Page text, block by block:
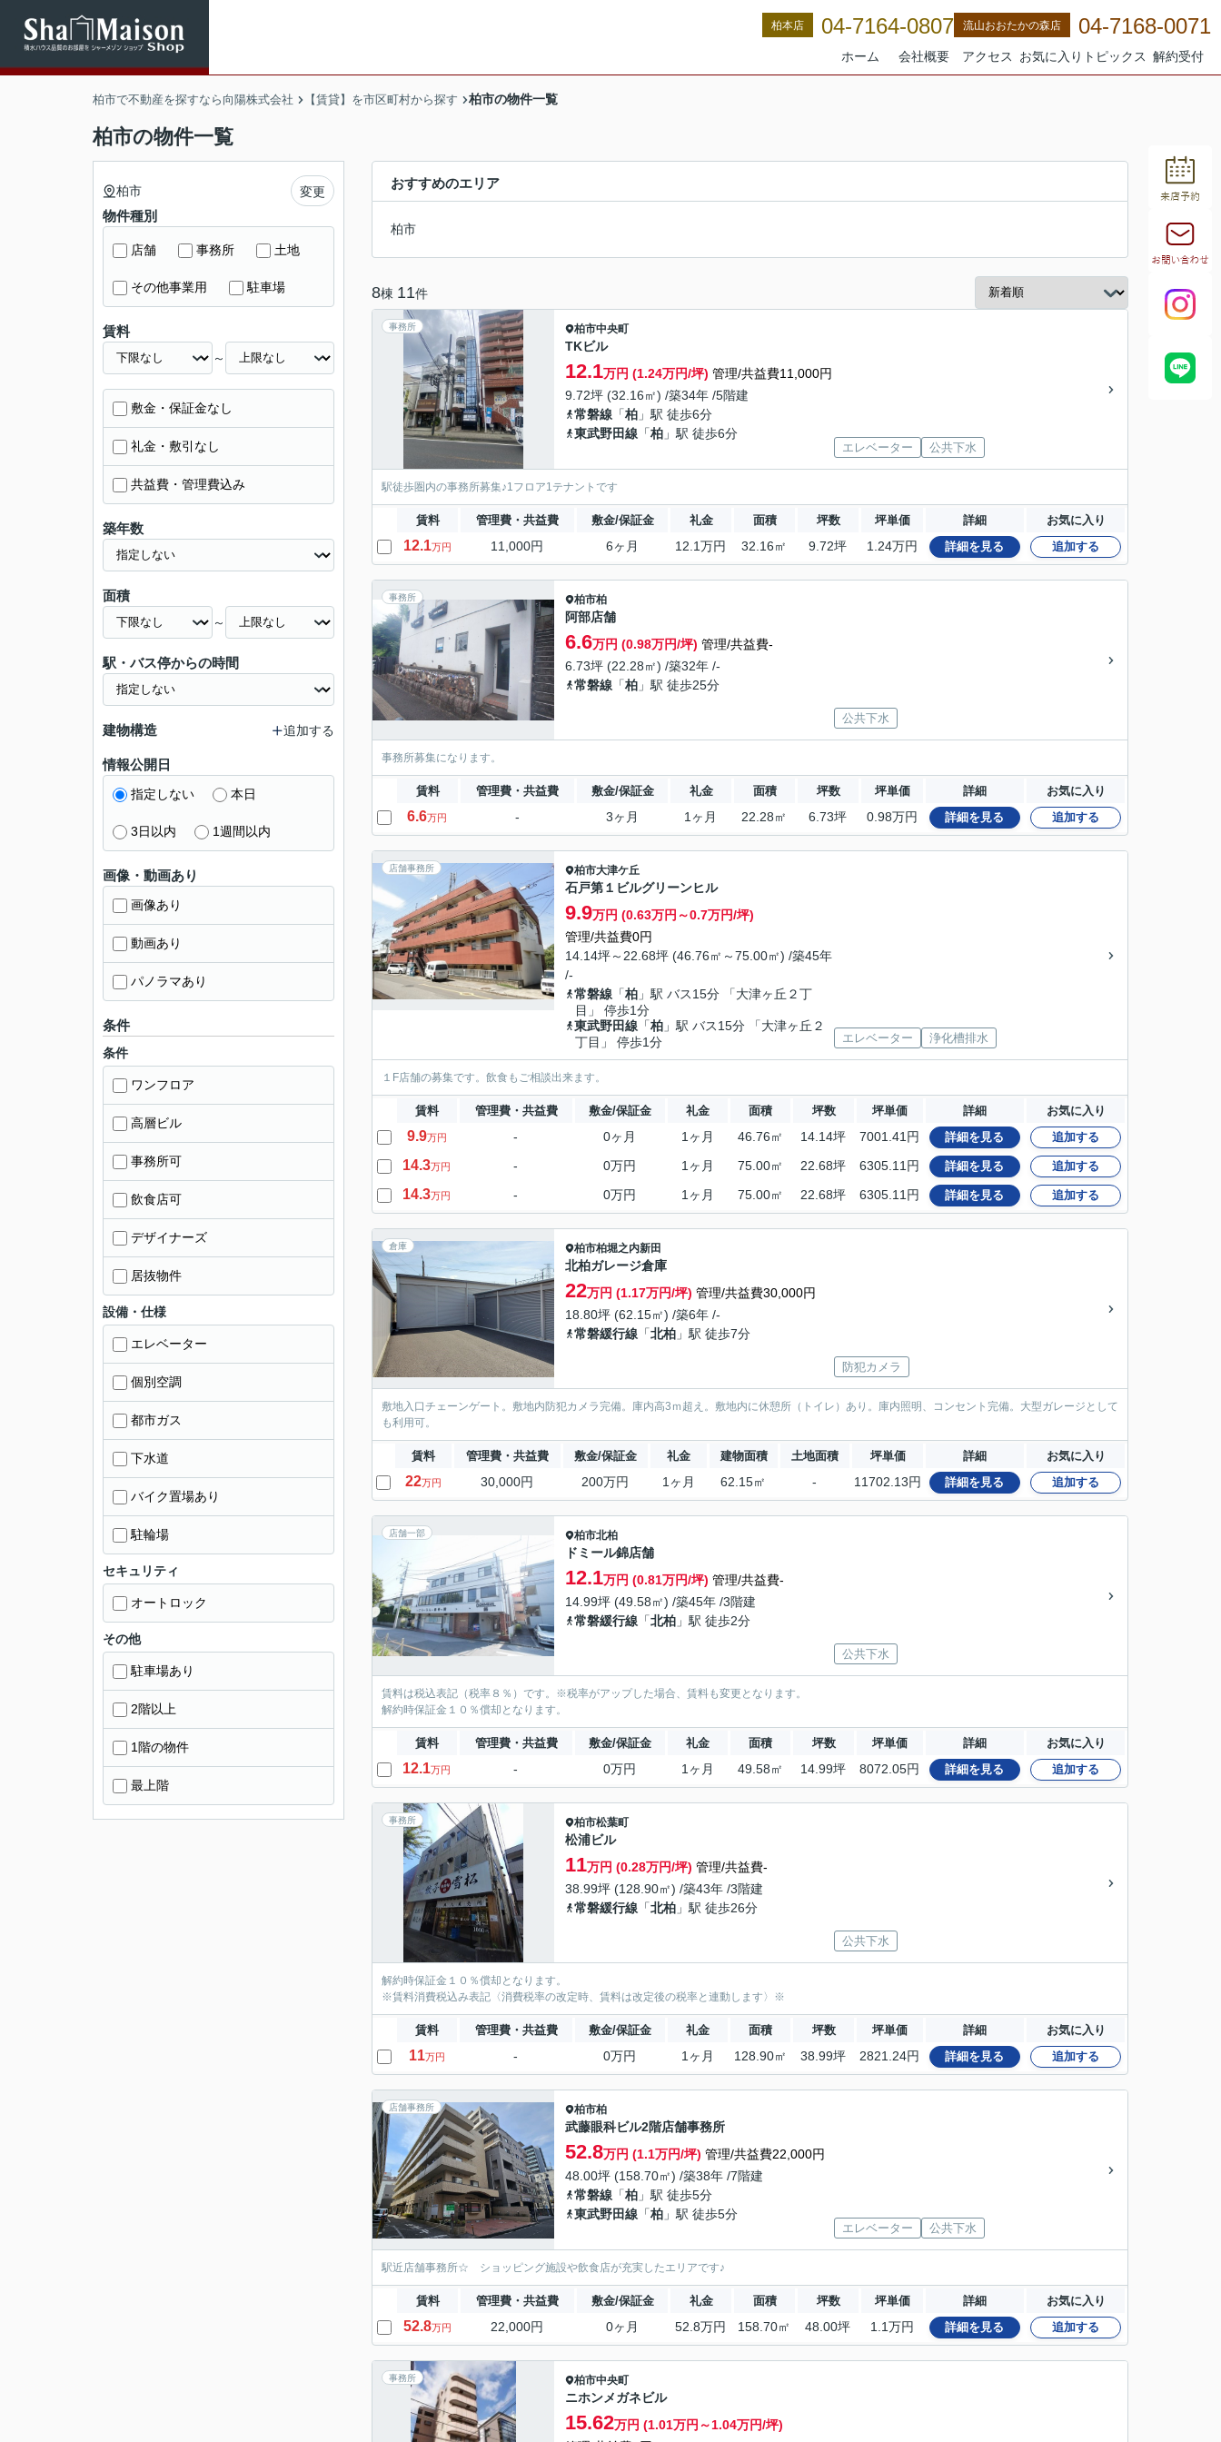
柏本店 04-7164-0807 流山おおたかの森店 04-7168-0071
ホーム 会社概要 アクセス お気に入り トピックス 解約受付
柏市で不動産を探すなら向陽株式会社 【賃貸】を市区町村から探す 柏市の物件一覧
柏市の物件一覧
おすすめのエリア
柏市
8棟 11件
事務所 柏市中央町
TKビル
12.1万円 (1.24万円/坪) 管理/共益費11,000円
9.72坪 (32.16㎡) /築34年 /5階建
常磐線 「柏 」駅 徒歩6分
東武野田線 「柏 」駅 徒歩6分
エレベーター 公共下水
駅徒歩圏内の事務所募集♪1フロア1テナントです
賃料 管理費・共益費 敷金/保証金 礼金 面積 坪数 坪単価 詳細 お気に入り
12.1万円 11,000円 6ヶ月 12.1万円 32.16㎡ 9.72坪 1.24万円 詳細を見る 追加する
事務所 柏市柏
阿部店舗
6.6万円 (0.98万円/坪) 管理/共益費-
6.73坪 (22.28㎡) /築32年 /-
常磐線 「柏 」駅 徒歩25分
公共下水
事務所募集になります。
賃料 管理費・共益費 敷金/保証金 礼金 面積 坪数 坪単価 詳細 お気に入り
6.6万円 - 3ヶ月 1ヶ月 22.28㎡ 6.73坪 0.98万円 詳細を見る 追加する
店舗事務所 柏市大津ケ丘
石戸第１ビルグリーンヒル
9.9万円 (0.63万円～0.7万円/坪)
管理/共益費0円
14.14坪～22.68坪 (46.76㎡～75.00㎡) /築45年
/-
常磐線 「柏 」駅 バス15分 「大津ヶ丘２丁
目」 停歩1分
東武野田線 「柏 」駅 バス15分 「大津ヶ丘２
丁目」 停歩1分
エレベーター 浄化槽排水
１F店舗の募集です。飲食もご相談出来ます。
賃料 管理費・共益費 敷金/保証金 礼金 面積 坪数 坪単価 詳細 お気に入り
9.9万円 - 0ヶ月 1ヶ月 46.76㎡ 14.14坪 7001.41円 詳細を見る 追加する
14.3万円 - 0万円 1ヶ月 75.00㎡ 22.68坪 6305.11円 詳細を見る 追加する
14.3万円 - 0万円 1ヶ月 75.00㎡ 22.68坪 6305.11円 詳細を見る 追加する
倉庫 柏市柏堀之内新田
北柏ガレージ倉庫
22万円 (1.17万円/坪) 管理/共益費30,000円
18.80坪 (62.15㎡) /築6年 /-
常磐緩行線 「北柏 」駅 徒歩7分
防犯カメラ
敷地入口チェーンゲート。敷地内防犯カメラ完備。庫内高3ｍ超え。敷地内に休憩所（トイレ）あり。庫内照明、コンセント完備。大型ガレージとして
も利用可。
賃料 管理費・共益費 敷金/保証金 礼金 建物面積 土地面積 坪単価 詳細 お気に入り
22万円 30,000円 200万円 1ヶ月 62.15㎡ - 11702.13円 詳細を見る 追加する
店舗一部 柏市北柏
ドミール錦店舗
12.1万円 (0.81万円/坪) 管理/共益費-
14.99坪 (49.58㎡) /築45年 /3階建
常磐緩行線 「北柏 」駅 徒歩2分
公共下水
賃料は税込表記（税率８％）です。※税率がアップした場合、賃料も変更となります。
解約時保証金１０％償却となります。
賃料 管理費・共益費 敷金/保証金 礼金 面積 坪数 坪単価 詳細 お気に入り
12.1万円 - 0万円 1ヶ月 49.58㎡ 14.99坪 8072.05円 詳細を見る 追加する
事務所 柏市松葉町
松浦ビル
11万円 (0.28万円/坪) 管理/共益費-
38.99坪 (128.90㎡) /築43年 /3階建
常磐緩行線 「北柏 」駅 徒歩26分
公共下水
解約時保証金１０％償却となります。
※賃料消費税込み表記〈消費税率の改定時、賃料は改定後の税率と連動します〉※
賃料 管理費・共益費 敷金/保証金 礼金 面積 坪数 坪単価 詳細 お気に入り
11万円 - 0万円 1ヶ月 128.90㎡ 38.99坪 2821.24円 詳細を見る 追加する
店舗事務所 柏市柏
武藤眼科ビル2階店舗事務所
52.8万円 (1.1万円/坪) 管理/共益費22,000円
48.00坪 (158.70㎡) /築38年 /7階建
常磐線 「柏 」駅 徒歩5分
東武野田線 「柏 」駅 徒歩5分
エレベーター 公共下水
駅近店舗事務所☆ ショッピング施設や飲食店が充実したエリアです♪
賃料 管理費・共益費 敷金/保証金 礼金 面積 坪数 坪単価 詳細 お気に入り
52.8万円 22,000円 0ヶ月 52.8万円 158.70㎡ 48.00坪 1.1万円 詳細を見る 追加する
事務所 柏市中央町
ニホンメガネビル
15.62万円 (1.01万円～1.04万円/坪)
柏市 変更
物件種別
店舗 事務所 土地
その他事業用 駐車場
賃料
～
敷金・保証金なし
礼金・敷引なし
共益費・管理費込み
築年数
面積
～
駅・バス停からの時間
建物構造 追加する
情報公開日
指定しない 本日
3日以内 1週間以内
画像・動画あり
画像あり
動画あり
パノラマあり
条件
条件
ワンフロア
高層ビル
事務所可
飲食店可
デザイナーズ
居抜物件
設備・仕様
エレベーター
個別空調
都市ガス
下水道
バイク置場あり
駐輪場
セキュリティ
オートロック
その他
駐車場あり
2階以上
1階の物件
最上階